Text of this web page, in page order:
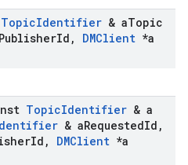
TopicIdentifier & aTopic
PublisherId , DMClient *a
TopicIdentifier & a
& aRequestedId ,
Id , DMClient *a